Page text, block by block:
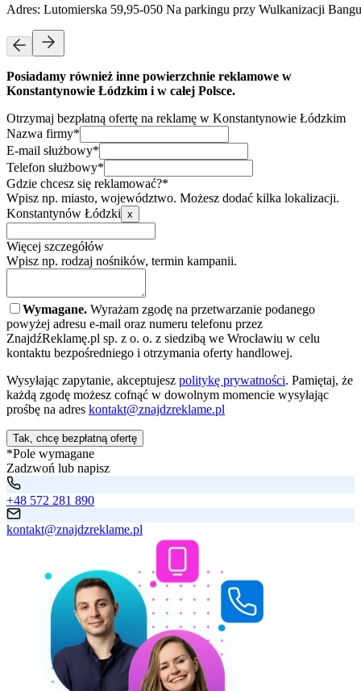
Adres: Lutomierska 59,95-050 Na parkingu przy Wulkanizacji
Posiadamy również inne powierzchnie reklamowe w
Konstantynowie Łódzkim i w całej Polsce.
Otrzymaj bezpłatną ofertę na reklamę w Konstantynowie Łódzkim
Nazwa firmy*
E-mail służbowy*
Telefon służbowy*
Gdzie chcesz się reklamować?*
Wpisz np. miasto, województwo. Możesz dodać kilka lokalizacji.
Konstantynów Łódzki x
Więcej szczegółów
Wpisz np. rodzaj nośników, termin kampanii.
Wymagane. Wyrażam zgodę na przetwarzanie podanego
powyżej adresu e-mail oraz numeru telefonu przez
ZnajdźReklamę.pl sp. z o. o. z siedzibą we Wrocławiu w celu
kontaktu bezpośredniego i otrzymania oferty handlowej.
Wysyłając zapytanie, akceptujesz politykę prywatności. Pamiętaj, że
każdą zgodę możesz cofnąć w dowolnym momencie wysyłając
prośbę na adres kontakt@znajdzreklame.pl
Tak, chcę bezpłatną ofertę
*Pole wymagane
Zadzwoń lub napisz
+48 572 281 890
kontakt@znajdzreklame.pl